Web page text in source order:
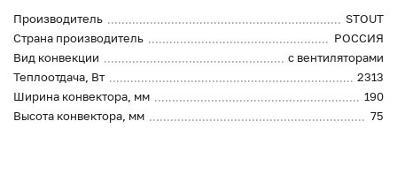
Производитель
STOUT
Страна производитель
РОССИЯ
Вид конвекции
с вентиляторами
Теплоотдача, Вт
2313
Ширина конвектора, мм
190
Высота конвектора, мм
75